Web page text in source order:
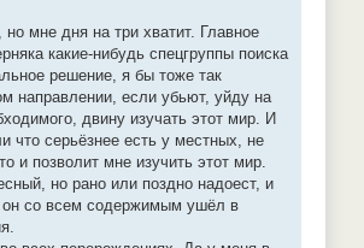
мне дня на три хватит. Главное
какие-нибудь спецгруппы поиска
решение, я бы тоже так
направлении, если убьют, уйду на
двину изучать этот мир. И
серьёзнее есть у местных, не
и позволит мне изучить этот мир.
но рано или поздно надоест, и
он со всем содержимым ушёл в